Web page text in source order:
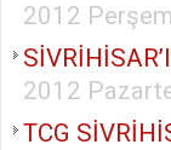
2012
2012
TCG